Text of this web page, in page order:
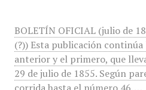
BOLETÍN OFICIAL (julio de
(?)) Esta publicación
anterior y el primero, que
29 de julio de 1855. Según